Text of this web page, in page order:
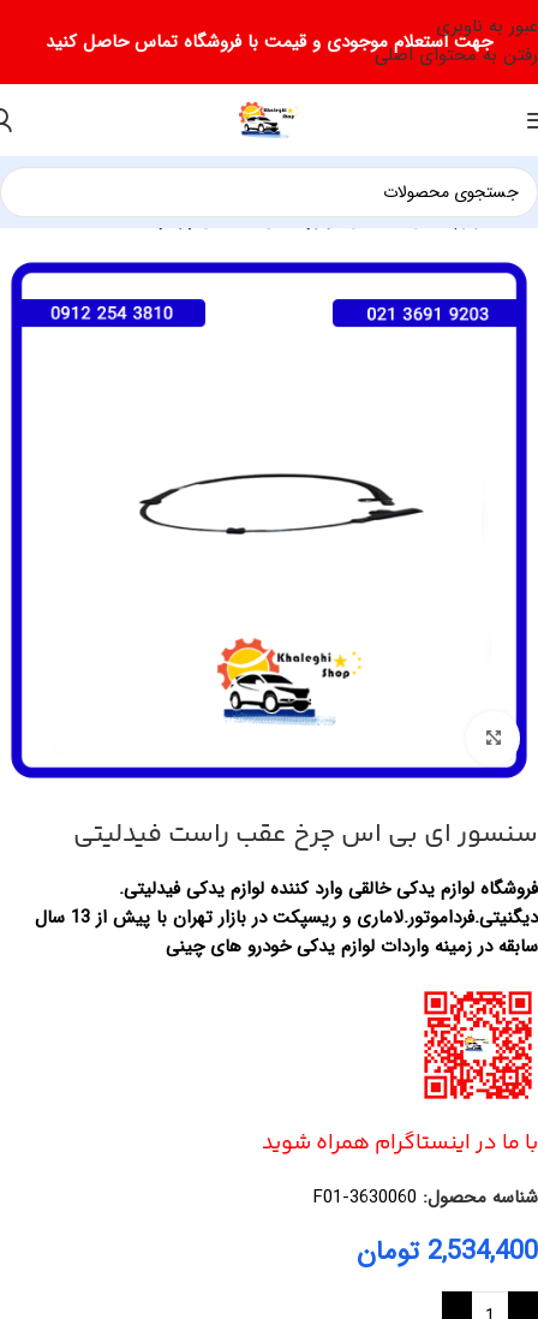
عبور به ناوبری
رفتن به محتوای اصلی
جهت استعلام موجودی و قیمت با فروشگاه تماس حاصل کنید
خانه لوازم یدکی فیدلیتی لوازم یدکی فیدلیتی پرایم
سنسور ای بی اس چرخ عقب راست فیدلیتی
فروشگاه لوازم یدکی خالقی وارد کننده لوازم یدکی فیدلیتی.
دیگنیتی.فرداموتور.لاماری و ریسپکت در بازار تهران با پیش از 13 سال
سابقه در زمینه واردات لوازم یدکی خودرو های چینی
با ما در اینستاگرام همراه شوید
شناسه محصول: F01-3630060
2,534,400 تومان